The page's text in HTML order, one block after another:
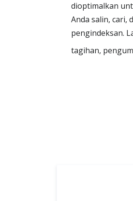
dioptimalkan
Anda salin, cari,
pengindeksan.
tagihan,